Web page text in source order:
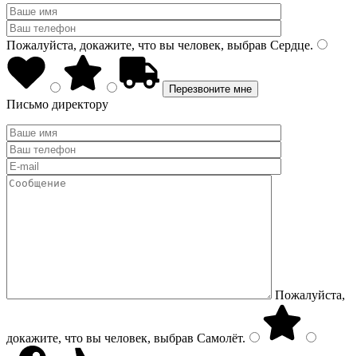
Пожалуйста, докажите, что вы человек, выбрав Сердце.
Письмо директору
Пожалуйста,
докажите, что вы человек, выбрав Самолёт.